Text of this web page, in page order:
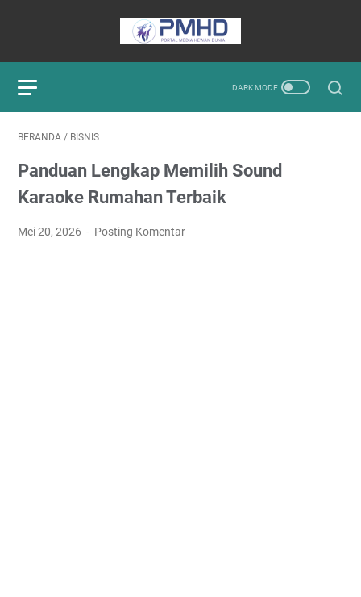
BERANDA / BISNIS
Panduan Lengkap Memilih Sound
Karaoke Rumahan Terbaik
Mei 20, 2026 Posting Komentar